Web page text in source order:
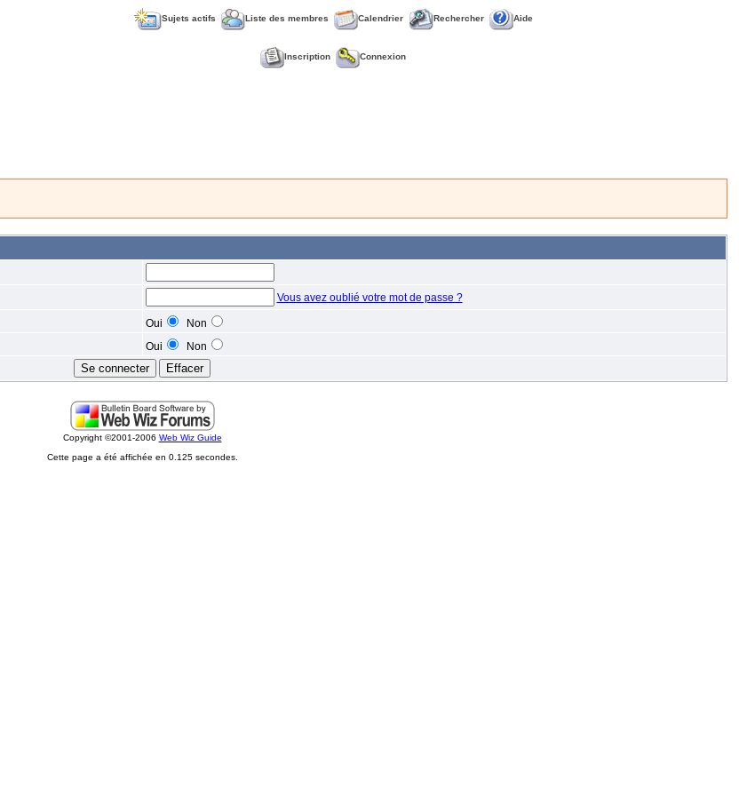
Sujets actifs Liste des membres Calendrier Rechercher Aide
Inscription Connexion
Vous avez oublié votre mot de passe ?
Oui
Non
Oui Non
Copyright ©2001-2006 Web Wiz Guide
Cette page a été affichée en 0.125 secondes.